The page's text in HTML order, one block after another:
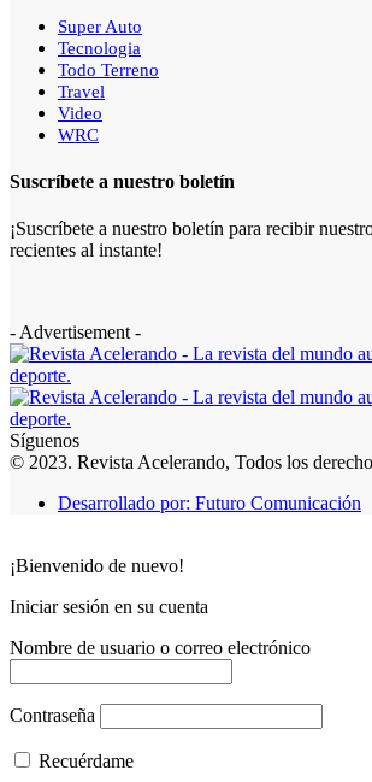
Super Auto
Tecnologia
Todo Terreno
Travel
Video
WRC
Suscríbete a nuestro boletín
¡Suscríbete a nuestro boletín para recibir
recientes al instante!
- Advertisement -
Síguenos
© 2023. Revista Acelerando, Todos los
Desarrollado por: Futuro Comunicación
¡Bienvenido de nuevo!
Iniciar sesión en su cuenta
Nombre de usuario o correo electrónico
Contraseña
Recuérdame